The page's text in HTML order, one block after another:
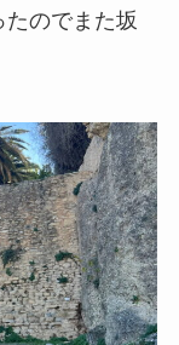
のでまた坂